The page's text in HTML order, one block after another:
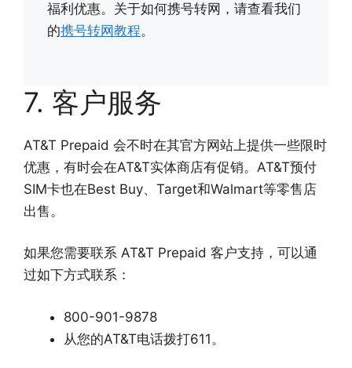
福利优惠。关于如何携号转网，请查看我们
的携号转网教程。
7. 客户服务
AT&T Prepaid 会不时在其官方网站上提供一些限时
优惠，有时会在AT&T实体商店有促销。AT&T预付
SIM卡也在Best Buy、Target和Walmart等零售店
出售。
如果您需要联系 AT&T Prepaid 客户支持，可以通
过如下方式联系：
800-901-9878
从您的AT&T电话拨打611。